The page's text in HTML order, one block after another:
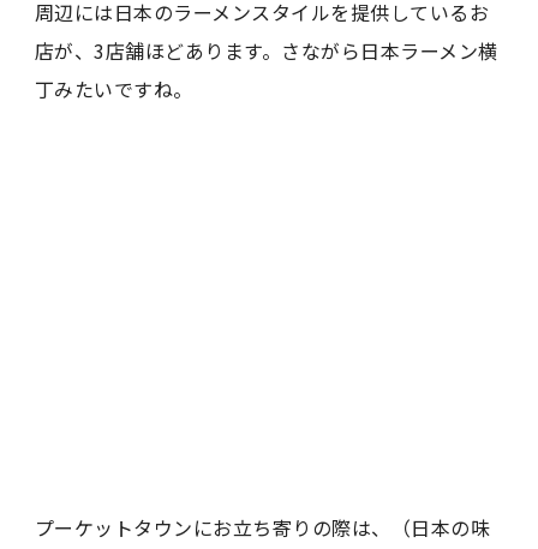
周辺には日本のラーメンスタイルを提供しているお
店が、3店舗ほどあります。さながら日本ラーメン横
丁みたいですね。
プーケットタウンにお立ち寄りの際は、（日本の味